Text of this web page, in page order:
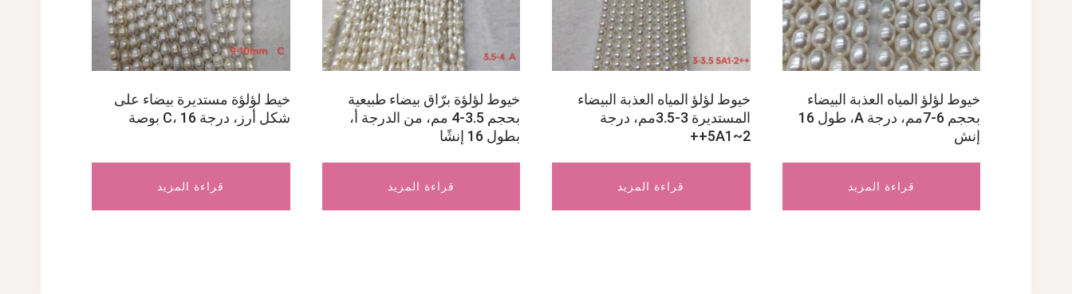
خيوط لؤلؤ المياه العذبة البيضاء
بحجم 6-7مم، درجة A، طول 16
إنش
قراءة المزيد
خيوط لؤلؤ المياه العذبة البيضاء
المستديرة 3-3.5مم، درجة
5A1~2++
قراءة المزيد
خيوط لؤلؤة برّاق بيضاء طبيعية
بحجم 3.5-4 مم، من الدرجة أ،
بطول 16 إنشًا
قراءة المزيد
خيط لؤلؤة مستديرة بيضاء على
شكل أرز، درجة C، 16 بوصة
قراءة المزيد